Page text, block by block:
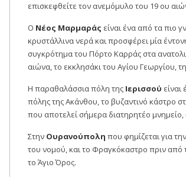
επισκεφθείτε τον ανεμόμυλο του 19 ου
Ο Νέος Μαρμαράς είναι ένα από τα πιο
κρυστάλλινα νερά και προσφέρει μία
συγκρότημα του Πόρτο Καρράς στα
αιώνα, το εκκλησάκι του Αγίου Γεωργίου,
Η παραθαλάσσια πόλη της Ιερισσού
πόλης της Ακάνθου, το βυζαντινό κάστρο
που αποτελεί σήμερα διατηρητέο
Στην Ουρανούπολη που φημίζεται για
του νομού, και το Φραγκόκαστρο πριν
το Άγιο Όρος.